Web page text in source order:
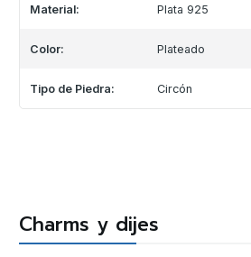
Material: Plata 925
Color: Plateado
Tipo de Piedra: Circón
Charms y dijes